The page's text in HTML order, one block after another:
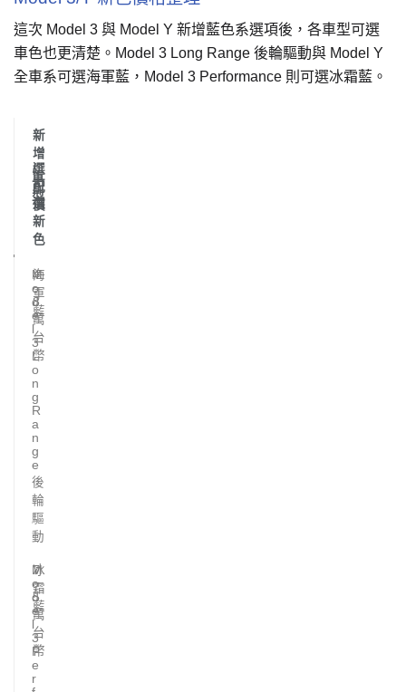
這次 Model 3 與 Model Y 新增藍色系選項後，各車型可選
車色也更清楚。Model 3 Long Range 後輪驅動與 Model Y
全車系可選海軍藍，Model 3 Performance 則可選冰霜藍。
車
型
新
增
/
可
選
新
色
選
配
價
M
o
d
e
l
3
L
o
n
g
R
a
n
g
e
後
輪
驅
動
海
軍
藍
4
.
8
萬
台
幣
M
o
d
e
l
3
P
e
r
冰
霜
藍
7
.
5
萬
台
幣